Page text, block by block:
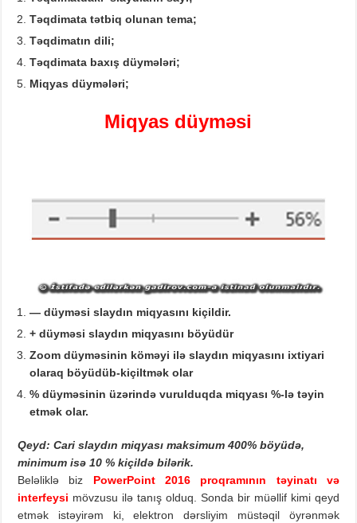
Təqdimata tətbiq olunantema;
Təqdimatın dili;
Təqdimata baxış düymələri;
Miqyas düymələri;
Miqyas düyməsi
— düyməsi slaydın miqyasını kiçildir.
+ düyməsi slaydın miqyasını böyüdür
Zoom düyməsinin köməyi ilə slaydın miqyasını ixtiyari
olaraq böyüdüb-kiçiltmək olar
% düyməsinin üzərində vurulduqda miqyası %-lə təyin
etmək olar.
Qeyd: Cari slaydın miqyası maksimum 400% böyüdə,
minimum isə 10 % kiçildə bilərik.
Beləliklə biz PowerPoint 2016 proqramının təyinatı və
interfeysi mövzusu ilə tanış olduq. Sonda bir müəllif kimi qeyd
etmək istəyirəm ki, elektron dərsliyim müstəqil öyrənmək